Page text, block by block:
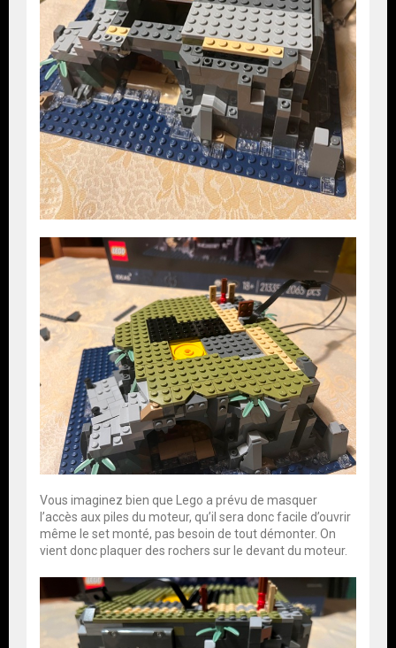
Vous imaginez bien que Lego a prévu de masquer
l’accès aux piles du moteur, qu’il sera donc facile d’ouvrir
même le set monté, pas besoin de tout démonter. On
vient donc plaquer des rochers sur le devant du moteur.